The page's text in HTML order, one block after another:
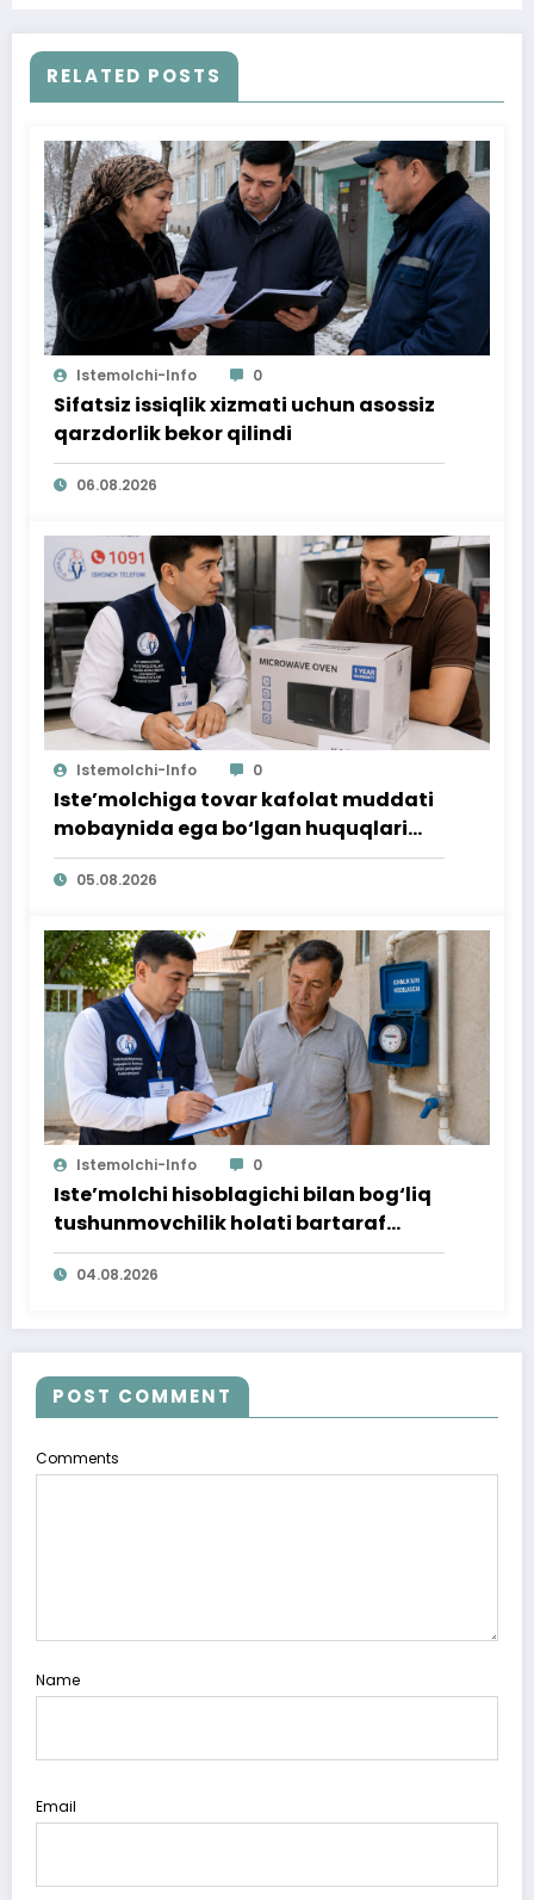
RELATED POSTS
Istemolchi-Info 0
Sifatsiz issiqlik xizmati uchun asossiz
qarzdorlik bekor qilindi
06.08.2026
Istemolchi-Info 0
Iste’molchiga tovar kafolat muddati
mobaynida ega bo‘lgan huquqlari
ta’minlab berildi
05.08.2026
Istemolchi-Info 0
Iste’molchi hisoblagichi bilan bog‘liq
tushunmovchilik holati bartaraf
qilindi
04.08.2026
POST COMMENT
Comments
Name
Email